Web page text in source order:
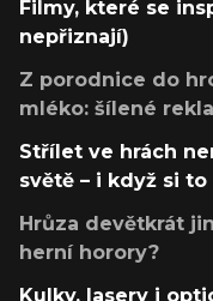
Filmy, které se
nepřiznají)
Z porodnice do
mléko: šílené
Střílet ve hrách
světě – i když si
Hrůza devětkrát
herní horory?
Kulky, lasery i